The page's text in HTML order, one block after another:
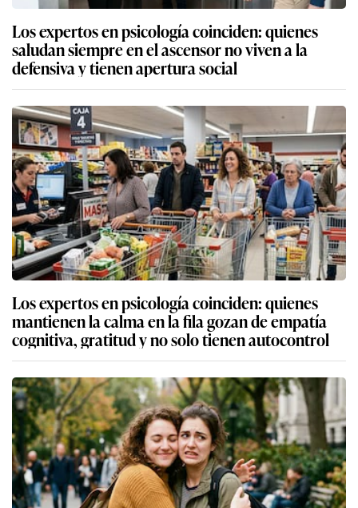
Los expertos en psicología coinciden: quienes
saludan siempre en el ascensor no viven a la
defensiva y tienen apertura social
Los expertos en psicología coinciden: quienes
mantienen la calma en la fila gozan de empatía
cognitiva, gratitud y no solo tienen autocontrol